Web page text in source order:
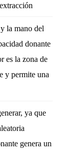
la mano del
donante
es la zona de
y permite una
ya que
genera un